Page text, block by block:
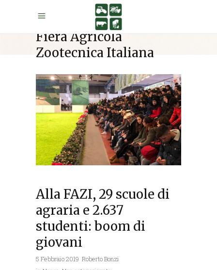
Fiera Agricola
Zootecnica Italiana
Alla FAZI, 29 scuole di
agraria e 2.637
studenti: boom di
giovani
5 Febbraio 2019 Roberto Bonzi